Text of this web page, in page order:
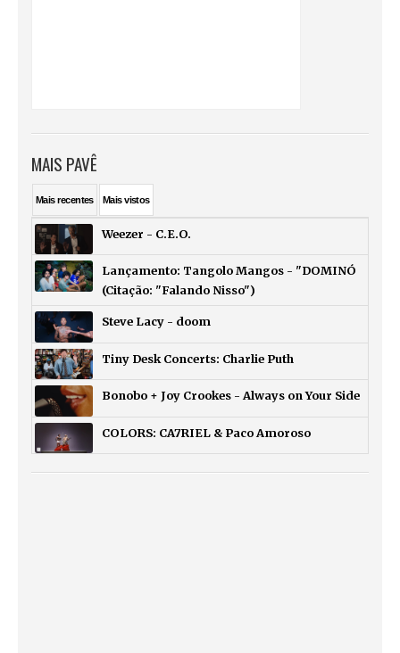
MAIS PAVÊ
Maisrecentes Maisvistos
Weezer - C.E.O.
Lançamento: Tangolo Mangos - "DOMINÓ
(Citação: "Falando Nisso")
Steve Lacy - doom
Tiny Desk Concerts: Charlie Puth
Bonobo + Joy Crookes - Always on Your Side
COLORS: CA7RIEL & Paco Amoroso